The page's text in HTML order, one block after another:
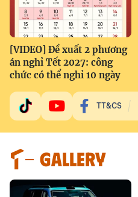
[VIDEO] Đề xuất 2 phương
án nghỉ Tết 2027: công
chức có thể nghỉ 10 ngày
TT&CS
GALLERY